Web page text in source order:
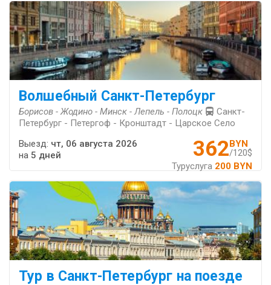
Волшебный Санкт-Петербург
Борисов - Жодино - Минск - Лепель - Полоцк
Санкт-
Петербург - Петергоф - Кронштадт - Царское Село
362 BYN
/120$
Туруслуга 200 BYN
Выезд: чт, 06 августа 2026
на 5 дней
Тур в Санкт-Петербург на поезде